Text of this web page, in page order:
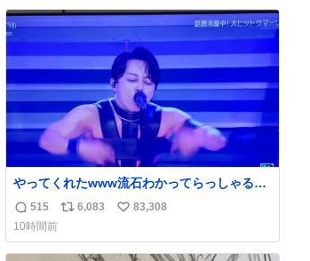
数
ス
ト
数
ね
数
やってくれたwww流石わかってらっしゃる🤣
🤣🤣 #Mステ #西川貴教
返
信
数
515
リ
ス
6,083
い
ね
83,308
10時間前